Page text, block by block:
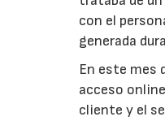
con el
generada
En este mes
acceso
cliente y el